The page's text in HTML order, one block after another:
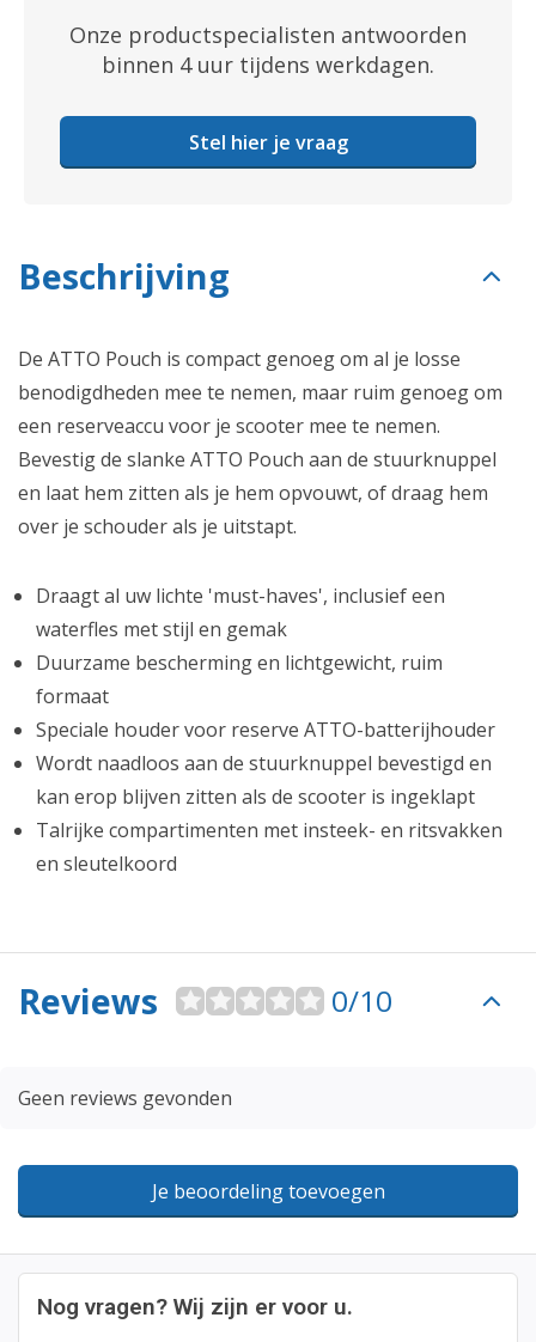
Onze productspecialisten antwoorden
binnen 4 uur tijdens werkdagen.
Stel hier je vraag
Beschrijving
De ATTO Pouch is compact genoeg om al je losse
benodigdheden mee te nemen, maar ruim genoeg om
een reserveaccu voor je scooter mee te nemen.
Bevestig de slanke ATTO Pouch aan de stuurknuppel
en laat hem zitten als je hem opvouwt, of draag hem
over je schouder als je uitstapt.
Draagt al uw lichte 'must-haves', inclusief een
waterfles met stijl en gemak
Duurzame bescherming en lichtgewicht, ruim
formaat
Speciale houder voor reserve ATTO-batterijhouder
Wordt naadloos aan de stuurknuppel bevestigd en
kan erop blijven zitten als de scooter is ingeklapt
Talrijke compartimenten met insteek- en ritsvakken
en sleutelkoord
Nog vragen? Wij zijn er voor u.
Reviews 0/10
Geen reviews gevonden
Je beoordeling toevoegen